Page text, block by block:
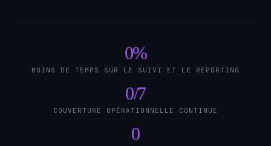
0%
MOINS DE TEMPS SUR LE SUIVI ET LE REPORTING
0/7
COUVERTURE OPÉRATIONNELLE CONTINUE
0